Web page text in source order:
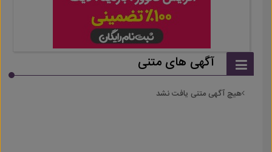
آگهی های متنی
هیچ آگهی متنی یافت نشد